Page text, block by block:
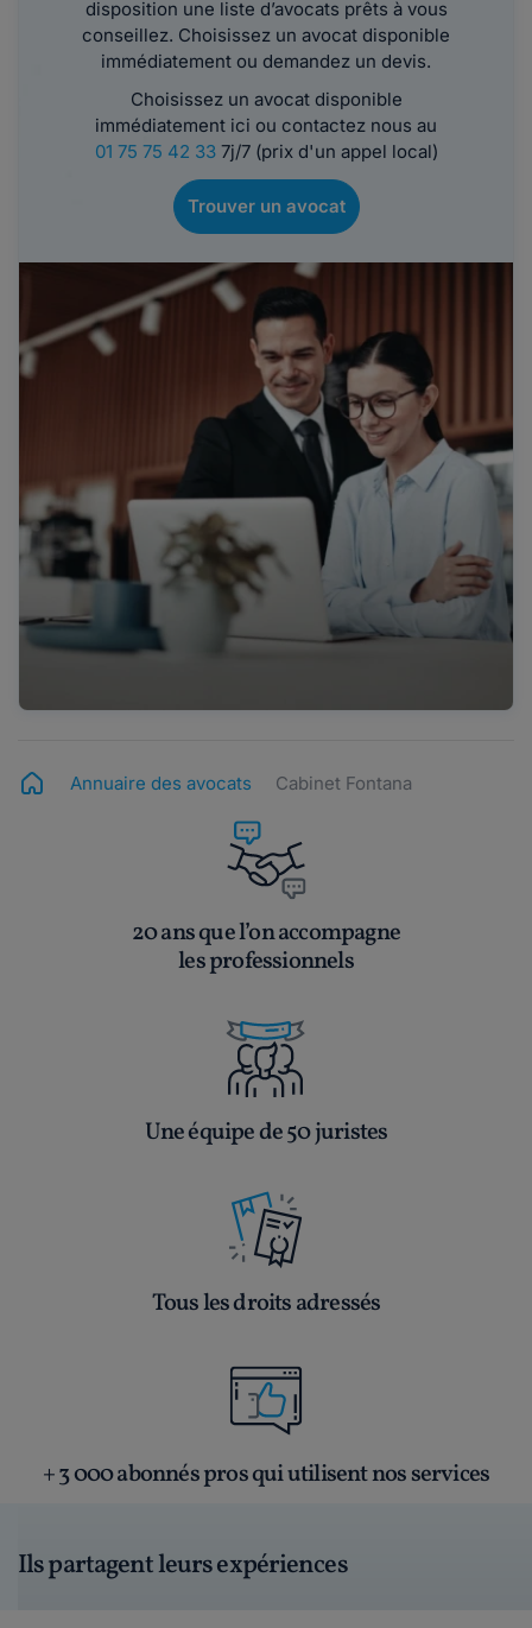
disposition une liste d’avocats prêts à vous
conseillez. Choisissez un avocat disponible
immédiatement ou demandez un devis.
Choisissez un avocat disponible
immédiatement ici ou contactez nous au
01 75 75 42 337j/7 (prix d'un appel local)
Trouver un avocat
Annuaire des avocats Cabinet Fontana
20 ans que l’on accompagne
les professionnels
Une équipe de 50 juristes
Tous les droits adressés
+ 3 000 abonnés pros qui utilisent nos services
Ils partagent leurs expériences